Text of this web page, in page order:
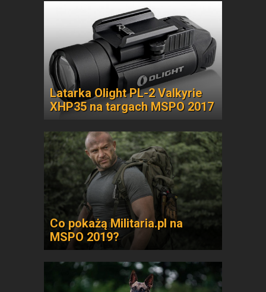
Latarka Olight PL-2 Valkyrie
XHP35 na targach MSPO 2017
Co pokażą Militaria.pl na
MSPO 2019?